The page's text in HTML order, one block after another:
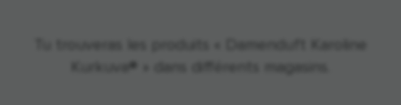
Kurkuva® » dans différents magasins.